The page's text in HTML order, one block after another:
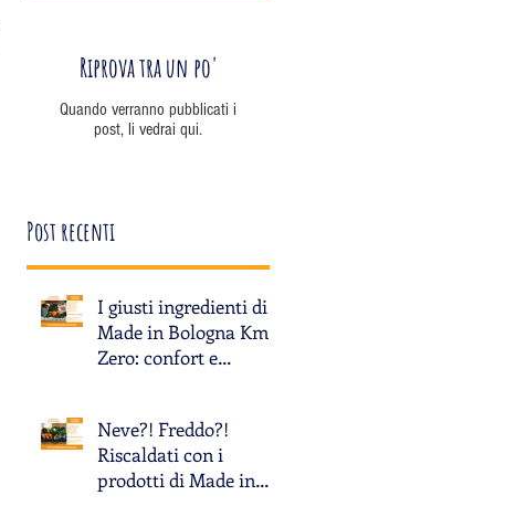
Riprova tra un po'
Quando verranno pubblicati i
post, li vedrai qui.
Post recenti
I giusti ingredienti di
Made in Bologna Km
Zero: confort e
Neve?! Freddo?!
Riscaldati con i
prodotti di Made in